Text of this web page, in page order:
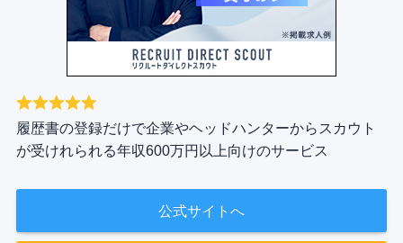
履歴書の登録だけで企業やヘッドハンターからスカウト
が受けれられる年収600万円以上向けのサービス
公式サイトへ